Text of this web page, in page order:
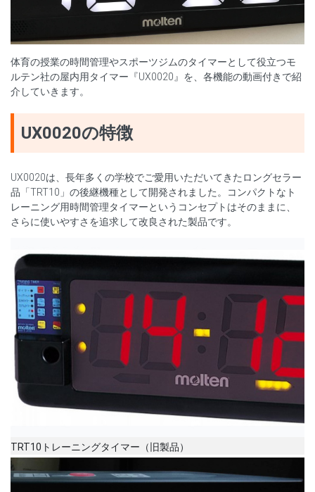
体育の授業の時間管理やスポーツジムのタイマーとして役立つモ
ルテン社の屋内用タイマー『UX0020』を、各機能の動画付きで紹
介していきます。
UX0020の特徴
UX0020は、長年多くの学校でご愛用いただいてきたロングセラー
品「TRT10」の後継機種として開発されました。コンパクトなト
レーニング用時間管理タイマーというコンセプトはそのままに、
さらに使いやすさを追求して改良された製品です。
TRT10トレーニングタイマー（旧製品）